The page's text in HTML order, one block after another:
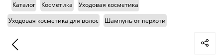
Каталог Косметика
Уходовая косметика
Уходовая косметика для волос
Шампунь от перхоти